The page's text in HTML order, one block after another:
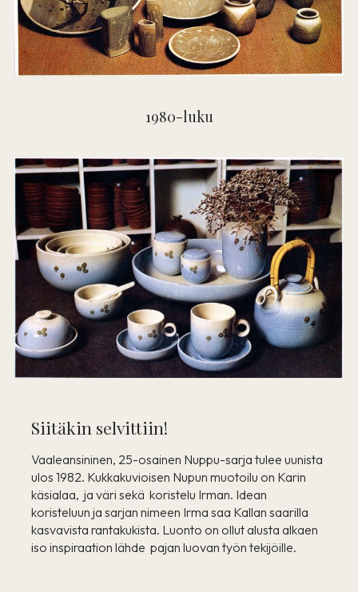
1980-luku
Siitäkin selvittiin!
Vaaleansininen, 25-osainen Nuppu-sarja tulee uunista
ulos 1982. Kukkakuvioisen Nupun muotoilu on Karin
käsialaa, ja väri sekä koristelu Irman. Idean
koristeluun ja sarjan nimeen Irma saa Kallan saarilla
kasvavista rantakukista. Luonto on ollut alusta alkaen
iso inspiraation lähde pajan luovan työn tekijöille.